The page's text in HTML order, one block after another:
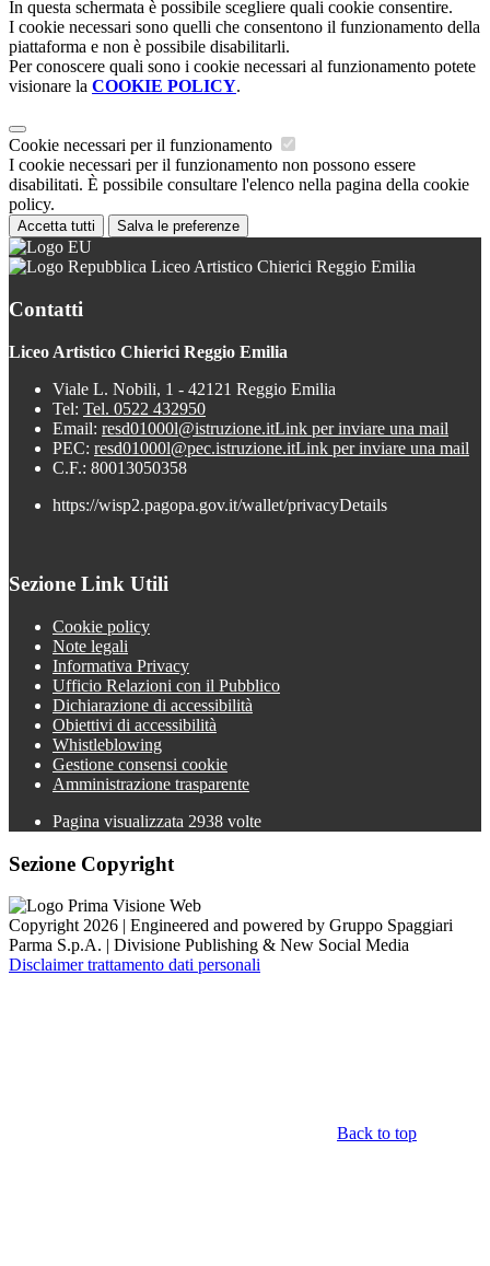
In questa schermata è possibile scegliere quali cookie consentire.
I cookie necessari sono quelli che consentono il funzionamento della
piattaforma e non è possibile disabilitarli.
Per conoscere quali sono i cookie necessari al funzionamento potete
visionare la COOKIE POLICY.
Cookie necessari per il funzionamento
I cookie necessari per il funzionamento non possono essere
disabilitati. È possibile consultare l'elenco nella pagina della cookie
policy.
Accetta tutti Salva le preferenze
Liceo Artistico Chierici Reggio Emilia
Contatti
Liceo Artistico Chierici Reggio Emilia
Viale L. Nobili, 1 - 42121 Reggio Emilia
Tel: Tel. 0522 432950
Email: resd01000l@istruzione.itLink per inviare una mail
PEC: resd01000l@pec.istruzione.itLink per inviare una mail
C.F.: 80013050358
https://wisp2.pagopa.gov.it/wallet/privacyDetails
Sezione Link Utili
Cookie policy
Note legali
Informativa Privacy
Ufficio Relazioni con il Pubblico
Dichiarazione di accessibilità
Obiettivi di accessibilità
Whistleblowing
Gestione consensi cookie
Amministrazione trasparente
Pagina visualizzata 2938 volte
Sezione Copyright
Copyright 2026 | Engineered and powered by Gruppo Spaggiari
Parma S.p.A. | Divisione Publishing & New Social Media
Disclaimer trattamento dati personali
Back to top